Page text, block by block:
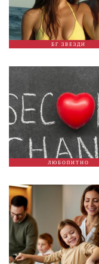
БГ ЗВЕЗДИ
ЛЮБОПИТНО